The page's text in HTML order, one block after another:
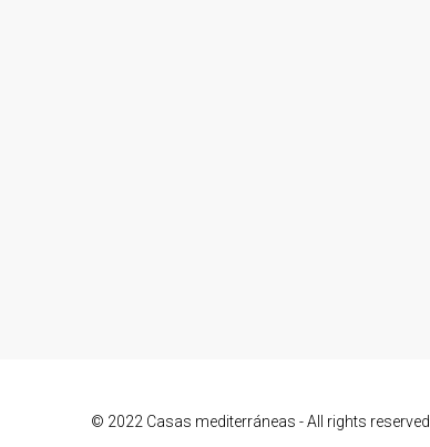
© 2022 Casas mediterráneas - All rights reserved